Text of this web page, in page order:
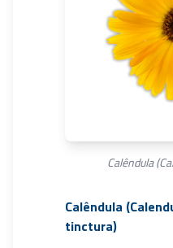
Calêndula
Calêndula
tinctura)